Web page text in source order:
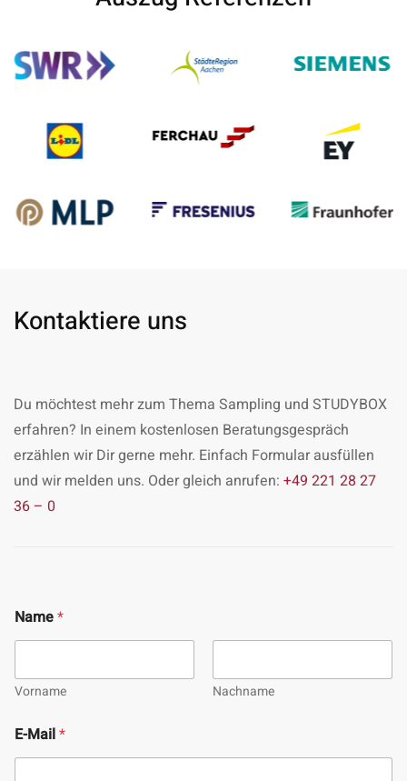
Kontaktiere uns
Du möchtest mehr zum Thema Sampling und STUDYBOX
erfahren? In einem kostenlosen Beratungsgespräch
erzählen wir Dir gerne mehr. Einfach Formular ausfüllen
und wir melden uns. Oder gleich anrufen: +49 221 28 27
36 – 0
Name*
Vorname Nachname
E-Mail*